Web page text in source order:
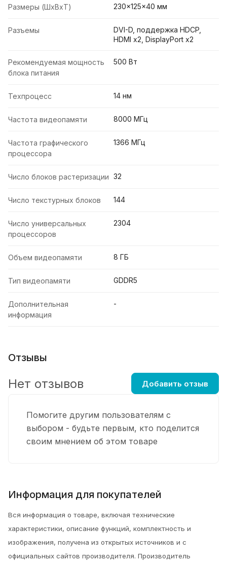
Размеры (ШxВxТ) 230x125x40 мм
Разъемы
DVI-D, поддержка HDCP,
HDMI x2, DisplayPort x2
Рекомендуемая мощность
блока питания
500 Вт
Техпроцесс 14 нм
Частота видеопамяти 8000 МГц
Частота графического
процессора
1366 МГц
Число блоков растеризации 32
Число текстурных блоков 144
Число универсальных
процессоров
2304
Объем видеопамяти 8 ГБ
Тип видеопамяти GDDR5
Дополнительная
информация
-
Отзывы
Помогите другим пользователям с
выбором - будьте первым, кто поделится
своим мнением об этом товаре
Нет отзывов Добавить отзыв
Информация для покупателей
Вся информация о товаре, включая технические
характеристики, описание функций, комплектность и
изображения, получена из открытых источников и с
официальных сайтов производителя. Производитель